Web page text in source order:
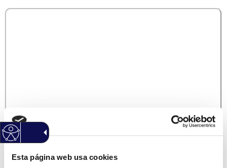
Esta página web usa cookies
RASPEIG-CUENTA
JUSTIFICATIVA LÍNEA B
(Haz clic Aqui para descargar el modelo normalizado)